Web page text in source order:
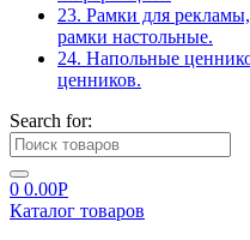
23. Рамки для
рамки настольные.
24. Напольные
ценников.
Search for:
0 0.00Р
Каталог товаров